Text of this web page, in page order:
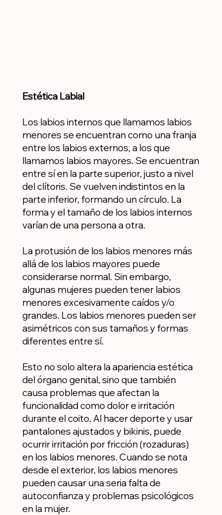
Estética Labial
Los labios internos que llamamos labios
menores se encuentran como una franja
entre los labios externos, a los que
llamamos labios mayores. Se encuentran
entre sí en la parte superior, justo a nivel
del clítoris. Se vuelven indistintos en la
parte inferior, formando un círculo. La
forma y el tamaño de los labios internos
varían de una persona a otra.
La protusión de los labios menores más
allá de los labios mayores puede
considerarse normal. Sin embargo,
algunas mujeres pueden tener labios
menores excesivamente caídos y/o
grandes. Los labios menores pueden ser
asimétricos con sus tamaños y formas
diferentes entre sí.
Esto no solo altera la apariencia estética
del órgano genital, sino que también
causa problemas que afectan la
funcionalidad como dolor e irritación
durante el coito. Al hacer deporte y usar
pantalones ajustados y bikinis, puede
ocurrir irritación por fricción (rozaduras)
en los labios menores. Cuando se nota
desde el exterior, los labios menores
pueden causar una seria falta de
autoconfianza y problemas psicológicos
en la mujer.